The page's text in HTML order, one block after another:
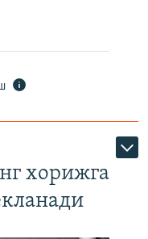
хорижга